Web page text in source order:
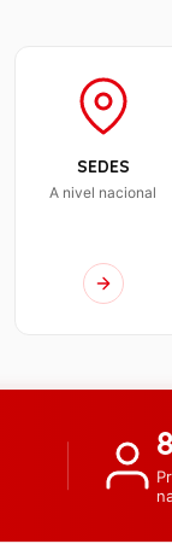
SEDES
A nivel nacional